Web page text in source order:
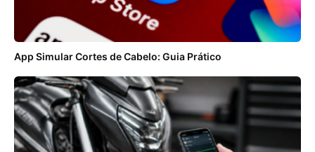
App Simular Cortes de Cabelo: Guia Prático